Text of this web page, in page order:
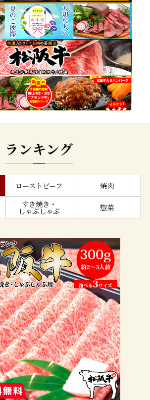
ランキング
ローストビーフ 焼肉
すき焼き・
しゃぶしゃぶ 惣菜